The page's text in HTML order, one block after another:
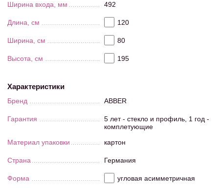
Ширина входа, мм 492
Длина, см 120
Ширина, см 80
Высота, см 195
Характеристики
Бренд ABBER
Гарантия
5 лет - стекло и профиль, 1 год -
комплетующие
Материал упаковки
картон
Страна Германия
Форма угловая асимметричная